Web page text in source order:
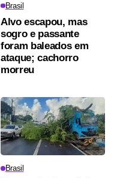
Brasil
Alvo escapou, mas
sogro e passante
foram baleados em
ataque; cachorro
morreu
Brasil